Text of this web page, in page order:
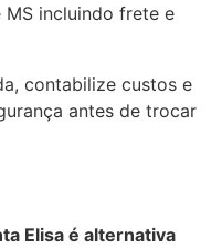
incluindo frete e
contabilize custos e
antes de trocar
Elisa é alternativa